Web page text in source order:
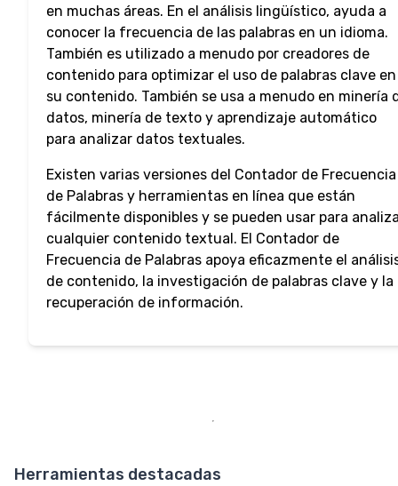
en muchas áreas. En el análisis lingüístico, ayuda a
conocer la frecuencia de las palabras en un idioma.
También es utilizado a menudo por creadores de
contenido para optimizar el uso de palabras clave en
su contenido. También se usa a menudo en minería
datos, minería de texto y aprendizaje automático
para analizar datos textuales.
Existen varias versiones del Contador de Frecuencia
de Palabras y herramientas en línea que están
fácilmente disponibles y se pueden usar para
cualquier contenido textual. El Contador de
Frecuencia de Palabras apoya eficazmente el
de contenido, la investigación de palabras clave y la
recuperación de información.
Herramientas destacadas